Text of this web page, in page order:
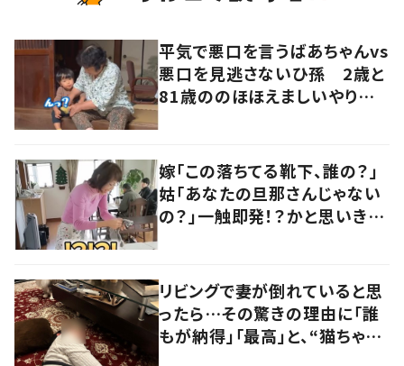
平気で悪口を言うばあちゃんvs
悪口を見逃さないひ孫 2歳と
81歳ののほほえましいやり取り
嫁「この落ちてる靴下、誰の？」
姑「あなたの旦那さんじゃない
の？」一触即発！？かと思いき
リビングで妻が倒れていると思
ったら…その驚きの理由に「誰
もが納得」「最高」と、“猫ちゃん